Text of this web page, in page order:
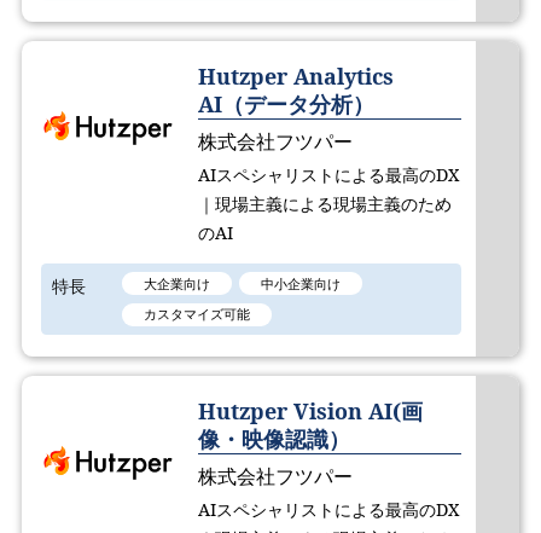
Hutzper Analytics
AI（データ分析）
株式会社フツパー
AIスペシャリストによる最高のDX
｜現場主義による現場主義のため
のAI
特長 大企業向け
中小企業向け
カスタマイズ可能
Hutzper Vision AI(画
像・映像認識）
株式会社フツパー
AIスペシャリストによる最高のDX